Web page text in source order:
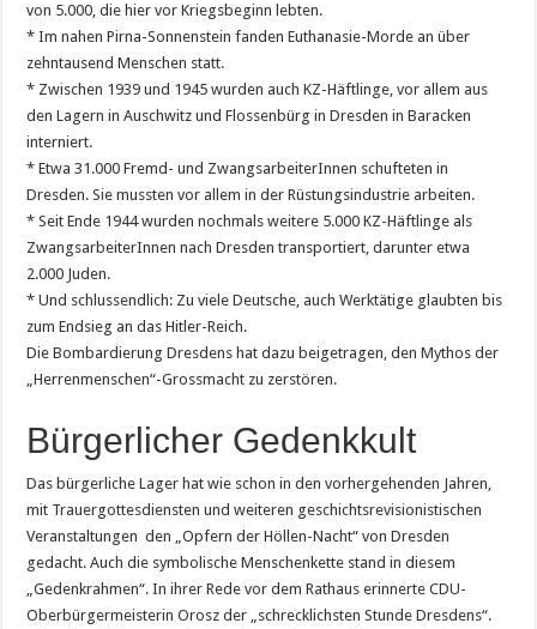
von 5.000, die hier vor Kriegsbeginn lebten.
* Im nahen Pirna-Sonnenstein fanden Euthanasie-Morde an über
zehntausend Menschen statt.
* Zwischen 1939 und 1945 wurden auch KZ-Häftlinge, vor allem aus
den Lagern in Auschwitz und Flossenbürg in Dresden in Baracken
interniert.
* Etwa 31.000 Fremd- und ZwangsarbeiterInnen schufteten in
Dresden. Sie mussten vor allem in der Rüstungsindustrie arbeiten.
* Seit Ende 1944 wurden nochmals weitere 5.000 KZ-Häftlinge als
ZwangsarbeiterInnen nach Dresden transportiert, darunter etwa
2.000 Juden.
* Und schlussendlich: Zu viele Deutsche, auch Werktätige glaubten bis
zum Endsieg an das Hitler-Reich.
Die Bombardierung Dresdens hat dazu beigetragen, den Mythos der
„Herrenmenschen“-Grossmacht zu zerstören.
Bürgerlicher Gedenkkult
Das bürgerliche Lager hat wie schon in den vorhergehenden Jahren,
mit Trauergottesdiensten und weiteren geschichtsrevisionistischen
Veranstaltungen den „Opfern der Höllen-Nacht“ von Dresden
gedacht. Auch die symbolische Menschenkette stand in diesem
„Gedenkrahmen“. In ihrer Rede vor dem Rathaus erinnerte CDU-
Oberbürgermeisterin Orosz der „schrecklichsten Stunde Dresdens“.